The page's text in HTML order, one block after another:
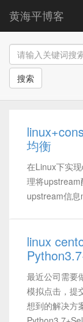
黄海平博客
搜索
均衡
在Linux下实
理将upstream
upstream信息
linux
最近公司需要
模拟点击，提
想到的解决方